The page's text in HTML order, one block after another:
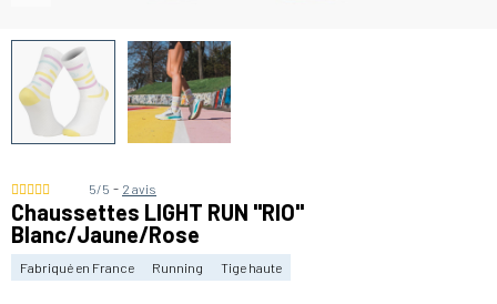
5/5 - 2 avis
Chaussettes LIGHT RUN "RIO"
Blanc/Jaune/Rose
Fabriqué en France Running Tige haute